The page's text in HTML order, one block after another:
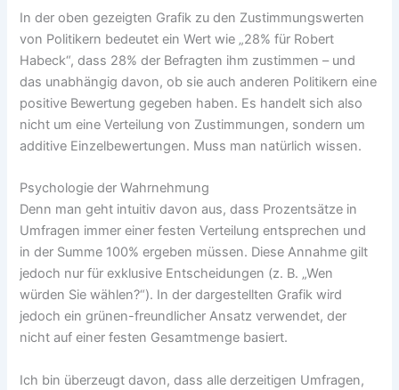
In der oben gezeigten Grafik zu den Zustimmungswerten
von Politikern bedeutet ein Wert wie „28% für Robert
Habeck“, dass 28% der Befragten ihm zustimmen – und
das unabhängig davon, ob sie auch anderen Politikern eine
positive Bewertung gegeben haben. Es handelt sich also
nicht um eine Verteilung von Zustimmungen, sondern um
additive Einzelbewertungen. Muss man natürlich wissen.
Psychologie der Wahrnehmung
Denn man geht intuitiv davon aus, dass Prozentsätze in
Umfragen immer einer festen Verteilung entsprechen und
in der Summe 100% ergeben müssen. Diese Annahme gilt
jedoch nur für exklusive Entscheidungen (z. B. „Wen
würden Sie wählen?“). In der dargestellten Grafik wird
jedoch ein grünen-freundlicher Ansatz verwendet, der
nicht auf einer festen Gesamtmenge basiert.
Ich bin überzeugt davon, dass alle derzeitigen Umfragen,